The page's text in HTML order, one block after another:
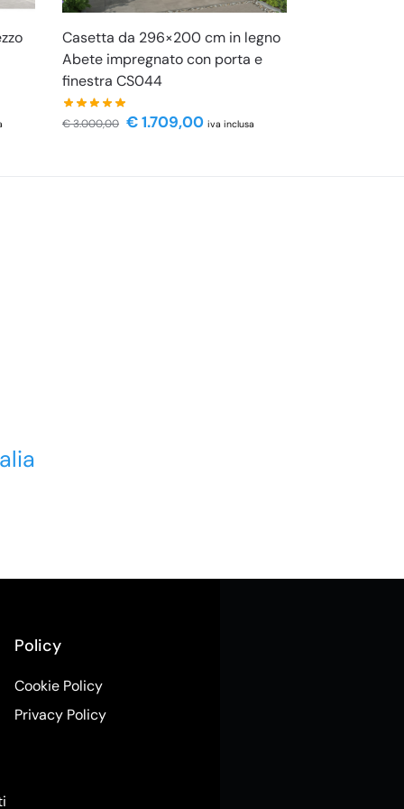
Casetta da 296×200 cm in legno
Abete impregnato con porta e
finestra CS044
€3.000,00 €1.709,00 iva inclusa
Policy
Cookie Policy
Privacy Policy